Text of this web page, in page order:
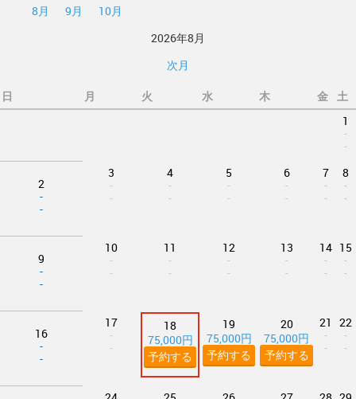
8月 9月
10月
2026年8月
次月
日 月 火 水 木 金
土
1
-
-
2
-
-
3
-
-
4
-
-
5
-
-
6
-
-
7
-
-
8
-
-
9
-
-
10
-
-
11
-
-
12
-
-
13
-
-
14
-
-
15
-
-
16
-
-
17
-
-
18
75,000円
予約する
19
75,000円
予約する
20
75,000円
予約する
21
-
-
22
-
-